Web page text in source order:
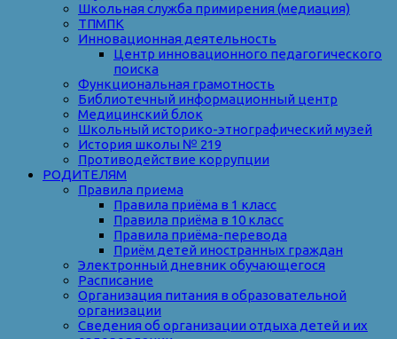
Школьная служба примирения (медиация)
ТПМПК
Инновационная деятельность
Центр инновационного педагогического
поиска
Функциональная грамотность
Библиотечный информационный центр
Медицинский блок
Школьный историко-этнографический музей
История школы № 219
Противодействие коррупции
РОДИТЕЛЯМ
Правила приема
Правила приёма в 1 класс
Правила приёма в 10 класс
Правила приёма-перевода
Приём детей иностранных граждан
Электронный дневник обучающегося
Расписание
Организация питания в образовательной
организации
Сведения об организации отдыха детей и их